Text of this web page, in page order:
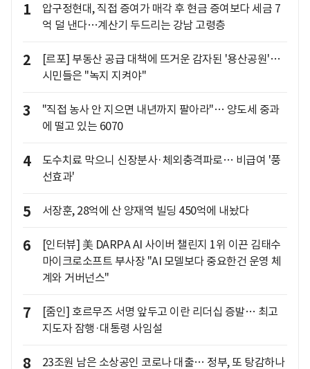
1
압구정현대, 직접 증여가 매각 후 현금 증여보다 세금 7
억 덜 낸다…계산기 두드리는 강남 고령층
2
[르포] 부동산 공급 대책에 뜨거운 감자된 '용산공원'…
시민들은 "녹지 지켜야"
3
"직접 농사 안 지으면 내년까지 팔아라"… 양도세 중과
에 떨고 있는 6070
4
도수치료 막으니 신장분사·체외충격파로… 비급여 '풍
선효과'
5 서장훈, 28억에 산 양재역 빌딩 450억에 내놨다
6
[인터뷰] 美 DARPA AI 사이버 챌린지 1위 이끈 김태수
마이크로소프트 부사장 "AI 모델보다 중요한건 운영 체
계와 거버넌스"
7
[줌인] 호르무즈 서명 앞두고 이란 리더십 증발… 최고
지도자 잠행·대통령 사임설
8 23조원 남은 소상공인 코로나 대출… 정부, 또 탕감하나